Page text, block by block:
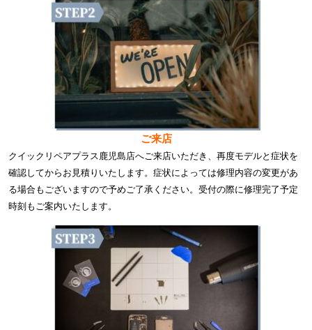
ご来店
クイックリペアプラス鹿児島店へご来店いただき、再度モデルと症状を
確認してからお見積りいたします。症状によっては修理内容の変更があ
る場合もございますので予めご了承ください。受付の際に修理完了予定
時刻もご案内いたします。